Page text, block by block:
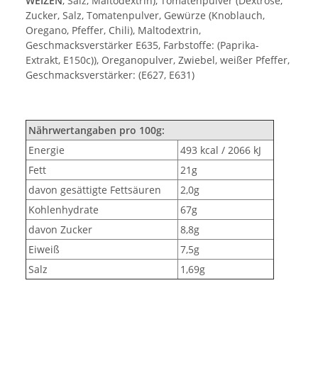
Zucker, Salz, Tomatenpulver, Gewürze (Knoblauch,
Oregano, Pfeffer, Chili), Maltodextrin,
Geschmacksverstärker E635, Farbstoffe: (Paprika-
Extrakt, E150c)), Oreganopulver, Zwiebel, weißer Pfeffer,
Geschmacksverstärker: (E627, E631)
Nährwertangaben pro 100g:
Energie
493 kcal / 2066 kJ
Fett
21g
davon gesättigte Fettsäuren
2,0g
Kohlenhydrate
67g
davon Zucker
8,8g
Eiweiß
7,5g
Salz
1,69g